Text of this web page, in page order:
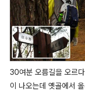
30여분 오름길을 오르
이 나오는데 옛골에서